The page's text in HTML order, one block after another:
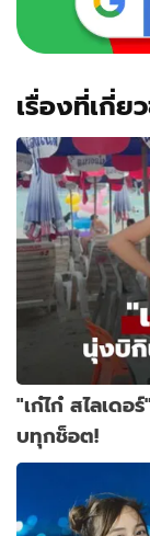
เศร้า
กับ
พ่อ
เรื่องที่เกี่ย
"เก๋ไก๋ สไลเด
บทุกช็อต!